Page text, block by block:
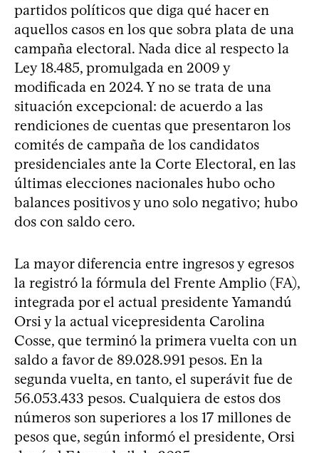
partidos políticos que diga qué hacer en
aquellos casos en los que sobra plata de una
campaña electoral. Nada dice al respecto la
Ley 18.485, promulgada en 2009 y
modificada en 2024. Y no se trata de una
situación excepcional: de acuerdo a las
rendiciones de cuentas que presentaron los
comités de campaña de los candidatos
presidenciales ante la Corte Electoral, en las
últimas elecciones nacionales hubo ocho
balances positivos y uno solo negativo; hubo
dos con saldo cero.
La mayor diferencia entre ingresos y egresos
la registró la fórmula del Frente Amplio (FA),
integrada por el actual presidente Yamandú
Orsi y la actual vicepresidenta Carolina
Cosse, que terminó la primera vuelta con un
saldo a favor de 89.028.991 pesos. En la
segunda vuelta, en tanto, el superávit fue de
56.053.433 pesos. Cualquiera de estos dos
números son superiores a los 17 millones de
pesos que, según informó el presidente, Orsi